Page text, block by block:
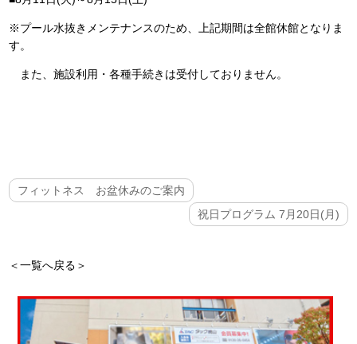
※プール水抜きメンテナンスのため、上記期間は全館休館となりま
す。
また、施設利用・各種手続きは受付しておりません。
フィットネス お盆休みのご案内
祝日プログラム 7月20日(月)
＜一覧へ戻る＞